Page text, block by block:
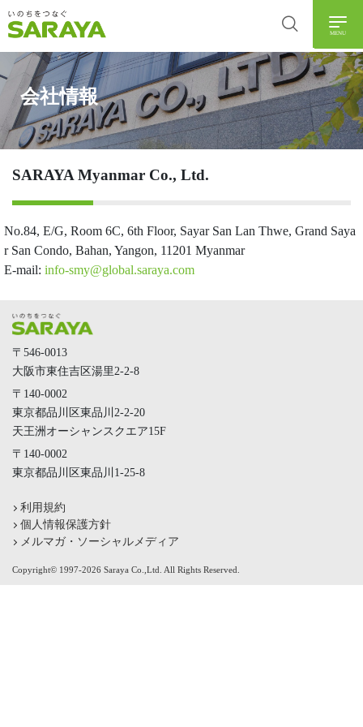
MENU
会社情報
SARAYA Myanmar Co., Ltd.
No.84, E/G, Room 6C, 6th Floor, Sayar San Lan Thwe, Grand Saya
r San Condo, Bahan, Yangon, 11201 Myanmar
E-mail: info-smy@global.saraya.com
〒546-0013
大阪市東住吉区湯里2-2-8
〒140-0002
東京都品川区東品川2-2-20
天王洲オーシャンスクエア15F
〒140-0002
東京都品川区東品川1-25-8
利用規約
個人情報保護方針
メルマガ・ソーシャルメディア
Copyright© 1997-2026 Saraya Co.,Ltd. All Rights Reserved.